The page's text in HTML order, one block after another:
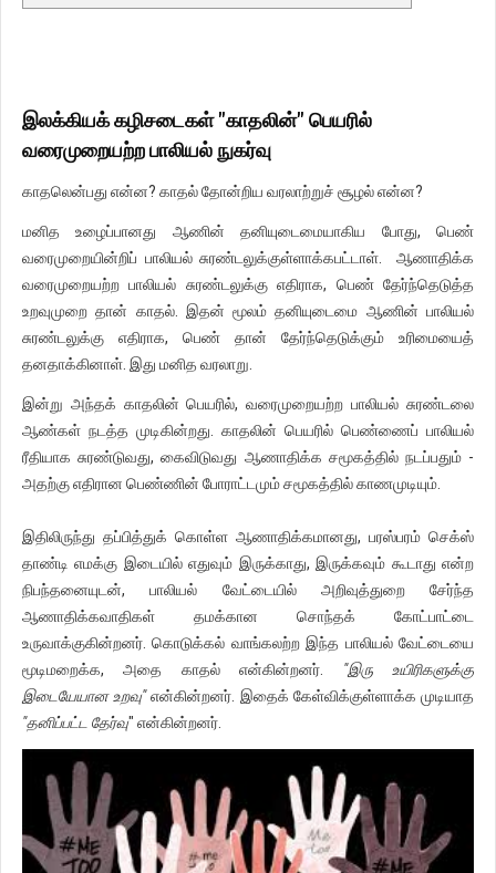
இலக்கியக் கழிசடைகள் "காதலின்" பெயரில்
வரைமுறையற்ற பாலியல் நுகர்வு
காதலென்பது என்ன? காதல் தோன்றிய வரலாற்றுச் சூழல் என்ன?
மனித உழைப்பானது ஆணின் தனியுடைமையாகிய போது, பெண்
வரைமுறையின்றிப் பாலியல் சுரண்டலுக்குள்ளாக்கபட்டாள். ஆணாதிக்க
வரைமுறையற்ற பாலியல் சுரண்டலுக்கு எதிராக, பெண் தேர்ந்தெடுத்த
உறவுமுறை தான் காதல். இதன் மூலம் தனியுடைமை ஆணின் பாலியல்
சுரண்டலுக்கு எதிராக, பெண் தான் தேர்ந்தெடுக்கும் உரிமையைத்
தனதாக்கினாள். இது மனித வரலாறு.
இன்று அந்தக் காதலின் பெயரில், வரைமுறையற்ற பாலியல் சுரண்டலை
ஆண்கள் நடத்த முடிகின்றது. காதலின் பெயரில் பெண்ணைப் பாலியல்
ரீதியாக சுரண்டுவது, கைவிடுவது ஆணாதிக்க சமூகத்தில் நடப்பதும் -
அதற்கு எதிரான பெண்ணின் போராட்டமும் சமூகத்தில் காணமுடியும்.
இதிலிருந்து தப்பித்துக் கொள்ள ஆணாதிக்கமானது, பரஸ்பரம் செக்ஸ்
தாண்டி எமக்கு இடையில் எதுவும் இருக்காது, இருக்கவும் கூடாது என்ற
நிபந்தனையுடன், பாலியல் வேட்டையில் அறிவுத்துறை சேர்ந்த
ஆணாதிக்கவாதிகள் தமக்கான சொந்தக் கோட்பாட்டை
உருவாக்குகின்றனர். கொடுக்கல் வாங்கலற்ற இந்த பாலியல் வேட்டையை
மூடிமறைக்க, அதை காதல் என்கின்றனர். "இரு உயிரிகளுக்கு
இடையேயான உறவு"என்கின்றனர். இதைக் கேள்விக்குள்ளாக்க முடியாத
"தனிப்பட்ட தேர்வு" என்கின்றனர்.